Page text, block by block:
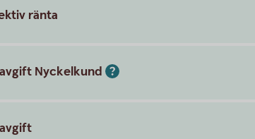
ränta
Nyckelkund